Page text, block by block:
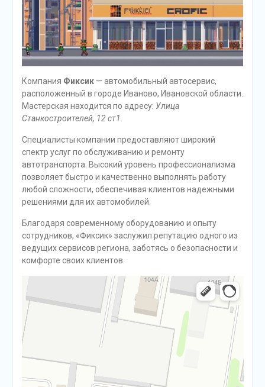
Компания Фиксик— автомобильный автосервис,
расположенный в городе Иваново, Ивановской области.
Мастерская находится по адресу: Улица
Станкостроителей, 12 ст1.
Специалисты компании предоставляют широкий
спектр услуг по обслуживанию и ремонту
автотранспорта. Высокий уровень профессионализма
позволяет быстро и качественно выполнять работу
любой сложности, обеспечивая клиентов надежными
решениями для их автомобилей.
Благодаря современному оборудованию и опыту
сотрудников, «Фиксик» заслужил репутацию одного из
ведущих сервисов региона, заботясь о безопасности и
комфорте своих клиентов.